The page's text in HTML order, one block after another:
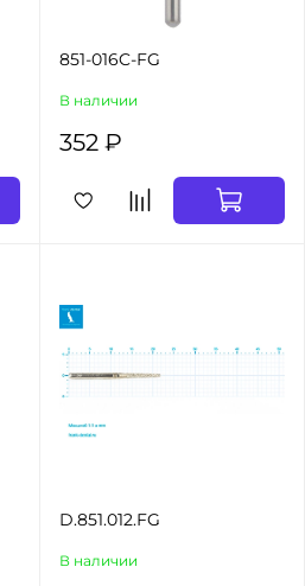
851-016C-FG
В наличии
352 ₽
D.851.012.FG
В наличии